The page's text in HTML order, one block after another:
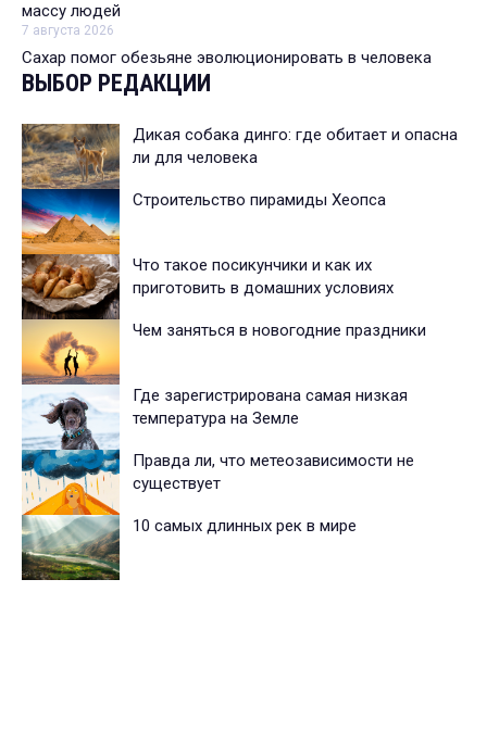
массу людей
7 августа 2026
Сахар помог обезьяне эволюционировать в человека
ВЫБОР РЕДАКЦИИ
Дикая собака динго: где обитает и опасна
ли для человека
Строительство пирамиды Хеопса
Что такое посикунчики и как их
приготовить в домашних условиях
Чем заняться в новогодние праздники
Где зарегистрирована самая низкая
температура на Земле
Правда ли, что метеозависимости не
существует
10 самых длинных рек в мире